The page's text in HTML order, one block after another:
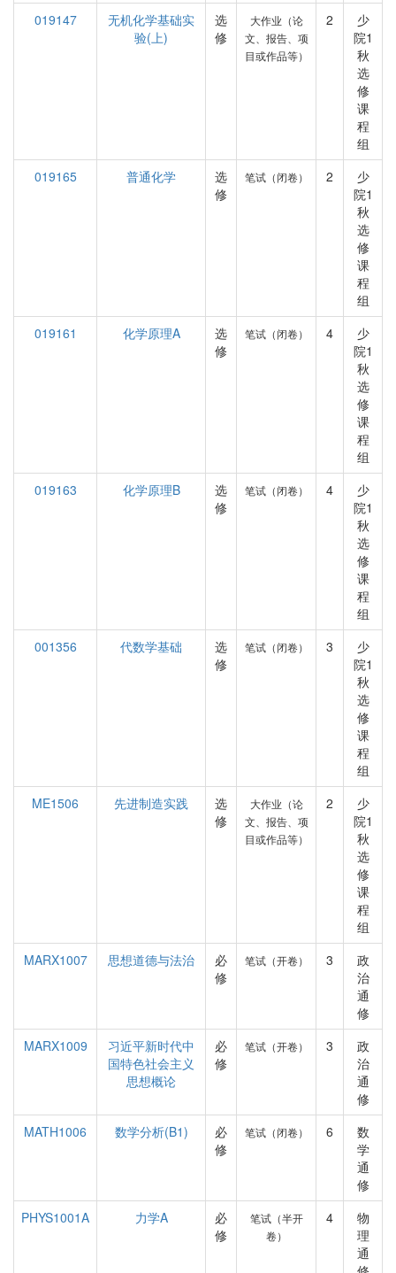
019147
无机化学基础实
验(上)
选
修
大作业（论
文、报告、项
目或作品等）
2
少
院1
秋
选
修
课
程
组
019165
普通化学
选
修
笔试（闭卷） 2
少
院1
秋
选
修
课
程
组
019161
化学原理A
选
修
笔试（闭卷） 4
少
院1
秋
选
修
课
程
组
019163
化学原理B
选
修
笔试（闭卷） 4
少
院1
秋
选
修
课
程
组
001356
代数学基础
选
修
笔试（闭卷） 3
少
院1
秋
选
修
课
程
组
ME1506
先进制造实践
选
修
大作业（论
文、报告、项
目或作品等）
2
少
院1
秋
选
修
课
程
组
MARX1007
思想道德与法治
必
修
笔试（开卷） 3
政
治
通
修
MARX1009
习近平新时代中
国特色社会主义
思想概论
必
修
笔试（开卷） 3
政
治
通
修
MATH1006
数学分析(B1)
必
修
笔试（闭卷） 6
数
学
通
修
PHYS1001A
力学A
必
修
笔试（半开
卷）
4
物
理
通